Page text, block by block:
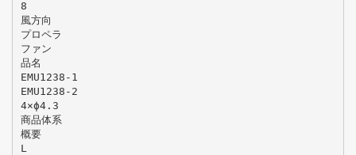
8
風方向
プロペラ
ファン
品名
EMU1238-1
EMU1238-2
4×ϕ4.3
商品体系
概要
L